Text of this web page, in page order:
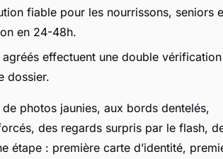
fiable pour les nourrissons, seniors
en 24-48h.
effectuent une double vérification
dossier.
photos jaunies, aux bords dentelés,
des regards surpris par le flash,
étape : première carte d’identité,